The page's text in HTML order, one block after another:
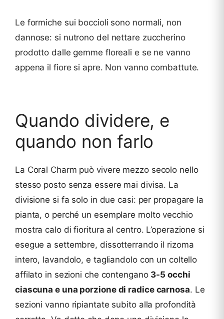
Le formiche sui boccioli sono normali, non
dannose: si nutrono del nettare zuccherino
prodotto dalle gemme floreali e se ne vanno
appena il fiore si apre. Non vanno combattute.
Quando dividere, e
quando non farlo
La Coral Charm può vivere mezzo secolo nello
stesso posto senza essere mai divisa. La
divisione si fa solo in due casi: per propagare la
pianta, o perché un esemplare molto vecchio
mostra calo di fioritura al centro. L’operazione si
esegue a settembre, dissotterrando il rizoma
intero, lavandolo, e tagliandolo con un coltello
affilato in sezioni che contengano 3-5 occhi
ciascuna e una porzione di radice carnosa. Le
sezioni vanno ripiantate subito alla profondità